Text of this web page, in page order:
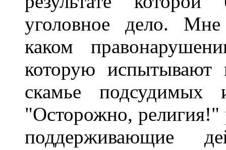
уголовное дело.
каком
которую
скамье подсудимых
"Осторожно, религия!"
поддерживающие